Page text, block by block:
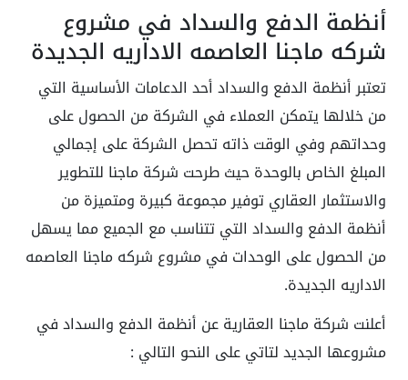
أنظمة الدفع والسداد في مشروع
شركه ماجنا العاصمه الاداريه الجديدة
تعتبر أنظمة الدفع والسداد أحد الدعامات الأساسية التي
من خلالها يتمكن العملاء في الشركة من الحصول على
وحداتهم وفي الوقت ذاته تحصل الشركة على إجمالي
المبلغ الخاص بالوحدة حيث طرحت شركة ماجنا للتطوير
والاستثمار العقاري توفير مجموعة كبيرة ومتميزة من
أنظمة الدفع والسداد التي تتناسب مع الجميع مما يسهل
من الحصول على الوحدات في مشروع شركه ماجنا العاصمه
الاداريه الجديدة.
أعلنت شركة ماجنا العقارية عن أنظمة الدفع والسداد في
مشروعها الجديد لتاتي على النحو التالي :